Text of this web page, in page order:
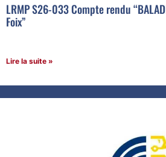
LRMP S26-033 Compte rendu
Foix”
Lire la suite »